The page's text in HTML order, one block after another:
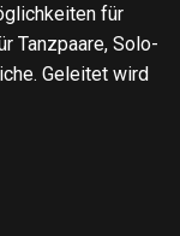
für
Tanzpaare, Solo-
Geleitet wird